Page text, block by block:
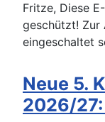
Fritze, Diese
geschützt! Zur
eingeschaltet
Neue 5.
2026/